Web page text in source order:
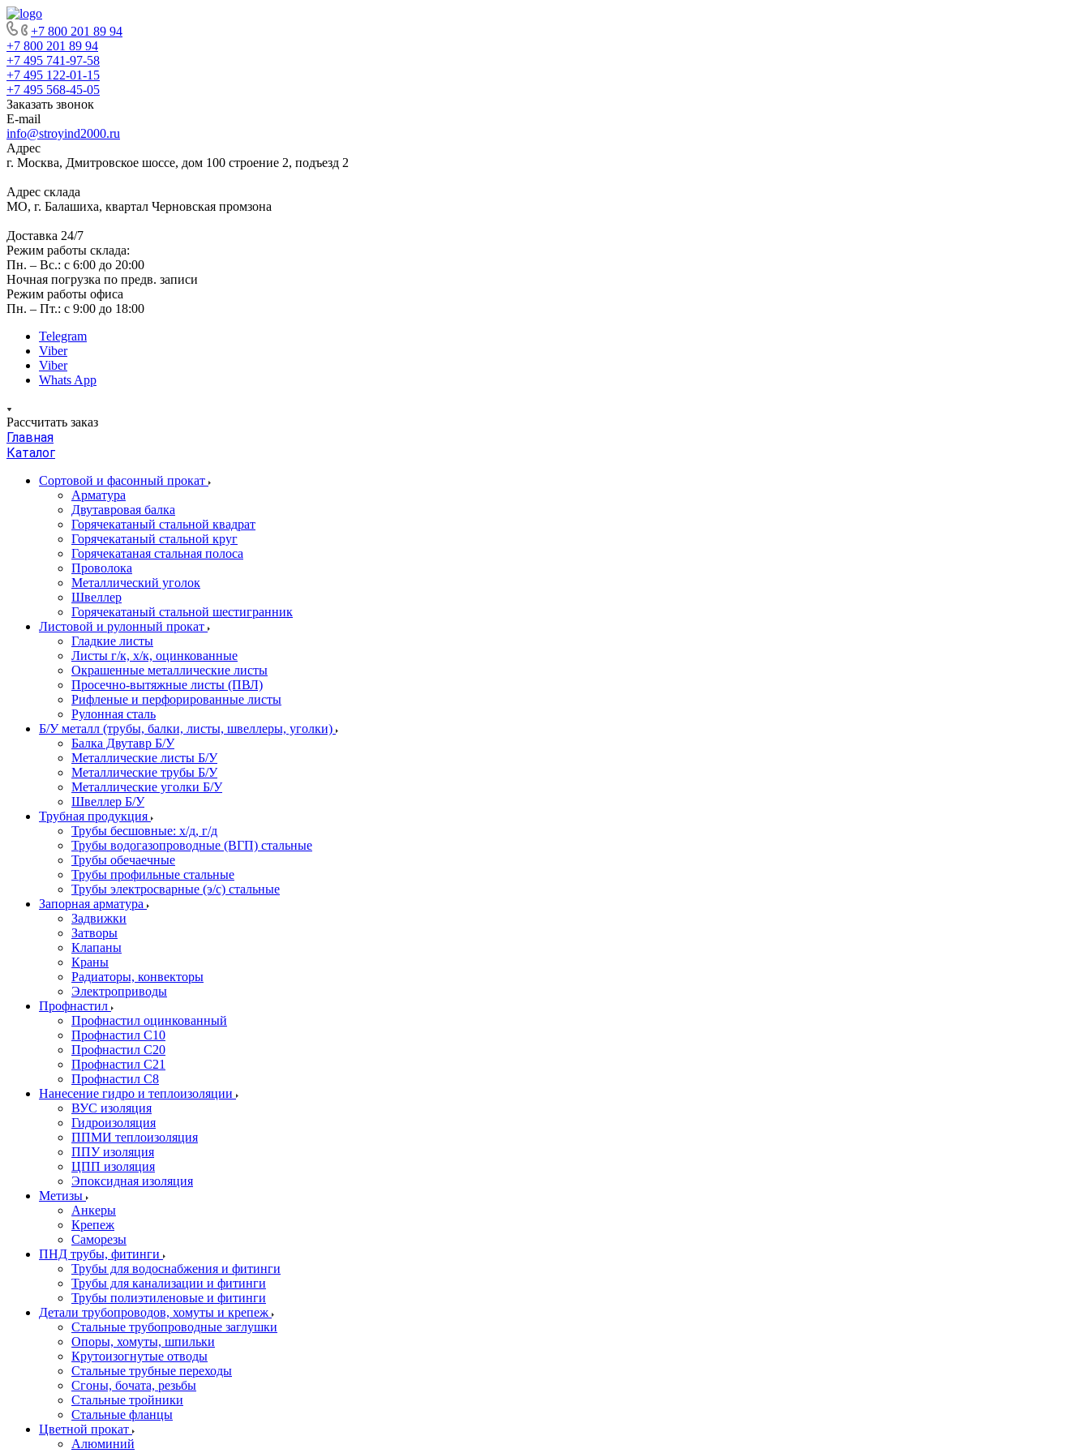
+7 800 201 89 94
+7 800 201 89 94
+7 495 741-97-58
+7 495 122-01-15
+7 495 568-45-05
Заказать звонок
E-mail
info@stroyind2000.ru
Адрес
г. Москва, Дмитровское шоссе, дом 100 строение 2, подъезд 2
Адрес склада
МО, г. Балашиха, квартал Черновская промзона
Доставка 24/7
Режим работы склада:
Пн. – Вс.: с 6:00 до 20:00
Ночная погрузка по предв. записи
Режим работы офиса
Пн. – Пт.: с 9:00 до 18:00
Telegram
Viber
Viber
Whats App
Рассчитать заказ
Главная
Каталог
Сортовой и фасонный прокат
Арматура
Двутавровая балка
Горячекатаный стальной квадрат
Горячекатаный стальной круг
Горячекатаная стальная полоса
Проволока
Металлический уголок
Швеллер
Горячекатаный стальной шестигранник
Листовой и рулонный прокат
Гладкие листы
Листы г/к, х/к, оцинкованные
Окрашенные металлические листы
Просечно-вытяжные листы (ПВЛ)
Рифленые и перфорированные листы
Рулонная сталь
Б/У металл (трубы, балки, листы, швеллеры, уголки)
Балка Двутавр Б/У
Металлические листы Б/У
Металлические трубы Б/У
Металлические уголки Б/У
Швеллер Б/У
Трубная продукция
Трубы бесшовные: х/д, г/д
Трубы водогазопроводные (ВГП) стальные
Трубы обечаечные
Трубы профильные стальные
Трубы электросварные (э/с) стальные
Запорная арматура
Задвижки
Затворы
Клапаны
Краны
Радиаторы, конвекторы
Электроприводы
Профнастил
Профнастил оцинкованный
Профнастил С10
Профнастил С20
Профнастил С21
Профнастил С8
Нанесение гидро и теплоизоляции
ВУС изоляция
Гидроизоляция
ППМИ теплоизоляция
ППУ изоляция
ЦПП изоляция
Эпоксидная изоляция
Метизы
Анкеры
Крепеж
Саморезы
ПНД трубы, фитинги
Трубы для водоснабжения и фитинги
Трубы для канализации и фитинги
Трубы полиэтиленовые и фитинги
Детали трубопроводов, хомуты и крепеж
Стальные трубопроводные заглушки
Опоры, хомуты, шпильки
Крутоизогнутые отводы
Стальные трубные переходы
Сгоны, бочата, резьбы
Стальные тройники
Стальные фланцы
Цветной прокат
Алюминий